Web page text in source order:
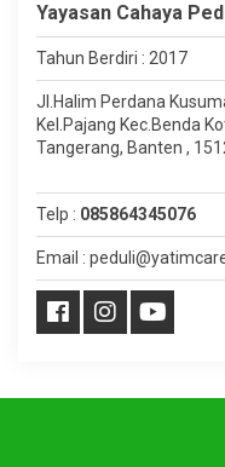
Yayasan Cahaya
Tahun Berdiri : 2017
Jl.Halim Perdana
Kel.Pajang Kec.Benda
Tangerang, Banten ,
Telp : 085864345076
Email :